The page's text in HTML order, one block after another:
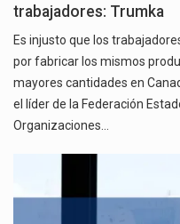
trabajadores: Trumka
Es injusto que los
por fabricar los mismos
mayores cantidades en
el líder de la Federación
Organizaciones…